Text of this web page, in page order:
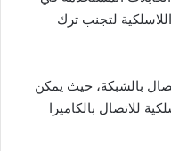
لتجنب ترك
بالشبكة، حيث يمكن
للاتصال بالكاميرا